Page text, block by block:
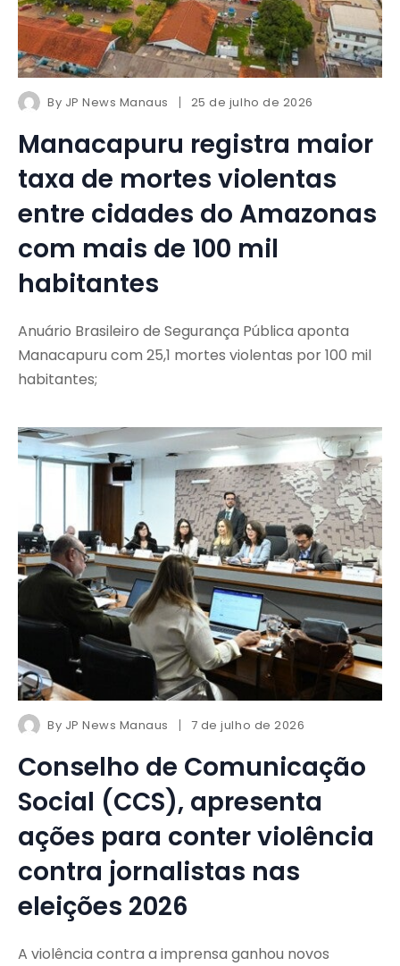
By JP News Manaus 25 de julho de 2026
Manacapuru registra maior
taxa de mortes violentas
entre cidades do Amazonas
com mais de 100 mil
habitantes
Anuário Brasileiro de Segurança Pública aponta
Manacapuru com 25,1 mortes violentas por 100 mil
habitantes;
By JP News Manaus 7 de julho de 2026
Conselho de Comunicação
Social (CCS), apresenta
ações para conter violência
contra jornalistas nas
eleições 2026
A violência contra a imprensa ganhou novos